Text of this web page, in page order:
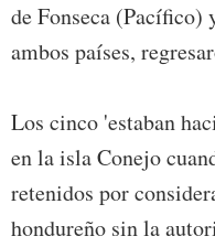
de Fonseca (Pacífico)
ambos países,
Los cinco 'estaban
en la isla Conejo
retenidos por
hondureño sin la